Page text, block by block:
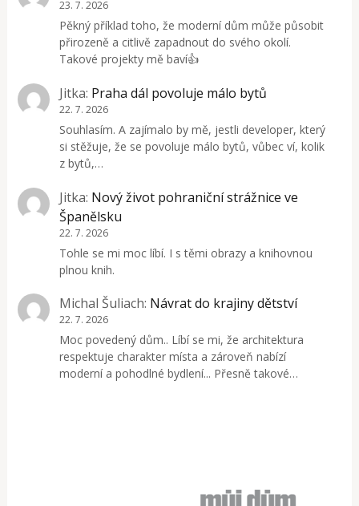
23. 7. 2026
Pěkný příklad toho, že moderní dům může působit
přirozeně a citlivě zapadnout do svého okolí.
Takové projekty mě baví👍
Jitka: Praha dál povoluje málo bytů
22. 7. 2026
Souhlasím. A zajímalo by mě, jestli developer, který
si stěžuje, že se povoluje málo bytů, vůbec ví, kolik
z bytů,…
Jitka: Nový život pohraniční strážnice ve
Španělsku
22. 7. 2026
Tohle se mi moc líbí. I s těmi obrazy a knihovnou
plnou knih.
Michal Šuliach: Návrat do krajiny dětství
22. 7. 2026
Moc povedený dům.. Líbí se mi, že architektura
respektuje charakter místa a zároveň nabízí
moderní a pohodlné bydlení... Přesně takové…